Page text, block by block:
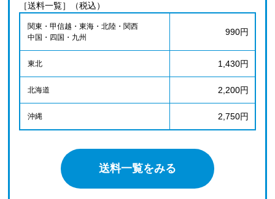
［送料一覧］（税込）
関東・甲信越・東海・北陸・関西
中国・四国・九州
990円
東北 1,430円
北海道 2,200円
沖縄 2,750円
送料一覧をみる